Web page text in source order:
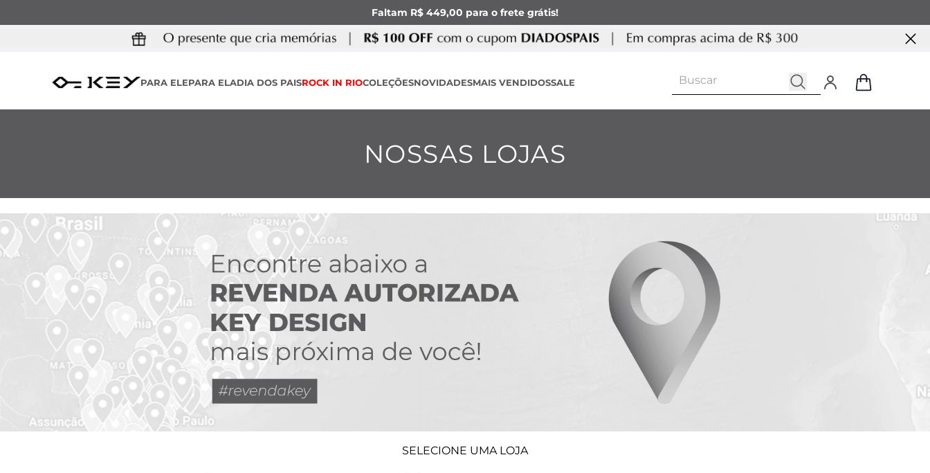
Faltam R$ 449,00 para o frete grátis!
PARA ELEPARA ELADIA DOS PAISROCK IN RIOCOLEÇÕESNOVIDADESMAIS VENDIDOSSALE
NOSSAS LOJAS
SELECIONE UMA LOJA